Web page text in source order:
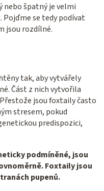
špatný je velmi
Pojďme se tedy podívat
jsou rozdílné.
tak, aby vytvářely
Část z nich vytvořila
jsou foxtaily často
stresem, pokud
predispozici,
podmíněné, jsou
Foxtaily jsou
pupenů.